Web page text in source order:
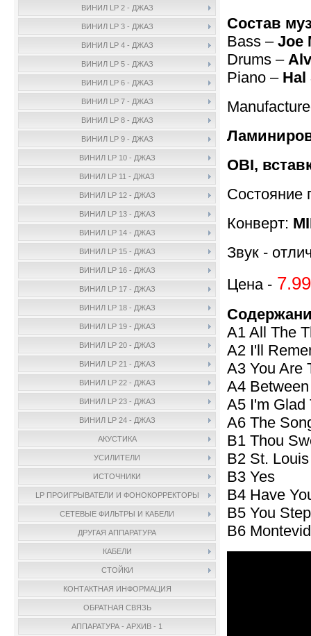
ВИНИЛ LP 2 - ДЖАЗ
ВИНИЛ LP 3 - ДЖАЗ
ВИНИЛ LP 4 - ДЖАЗ
ВИНИЛ LP 5 - ДЖАЗ
ВИНИЛ LP 6 - ДЖАЗ
ВИНИЛ LP 7 - ДЖАЗ
ВИНИЛ LP 8 - ДЖАЗ
ВИНИЛ LP 9 - ДЖАЗ
ВИНИЛ LP 10 - ДЖАЗ
ВИНИЛ LP 11 - ДЖАЗ
ВИНИЛ LP 12 - ДЖАЗ
ВИНИЛ LP 13 - ДЖАЗ
ВИНИЛ LP 14 - ДЖАЗ
ВИНИЛ LP 15 - ДЖАЗ
ВИНИЛ LP 16 - ДЖАЗ
ВИНИЛ LP 17 - ДЖАЗ
ВИНИЛ LP 18 - ДЖАЗ
ВИНИЛ LP 19 - ДЖАЗ
ВИНИЛ LP 20 - ДЖАЗ
ВИНИЛ LP 21 - ДЖАЗ
ВИНИЛ LP 22 - ДЖАЗ
ВИНИЛ LP 23 - ДЖАЗ
ВИНИЛ LP 24 - ДЖАЗ
АКУСТИКА
УСИЛИТЕЛИ
ИСТОЧНИКИ
LP ПРОИГРЫВАТЕЛИ И ФОНОКОРРЕКТОРЫ
СЕТЕВЫЕ ФИЛЬТРЫ И КАБЕЛИ
ДРУГАЯ АППАРАТУРА
КАБЕЛИ
СТОЙКИ
КОНТАКТНАЯ ИНФОРМАЦИЯ
ОБРАТНАЯ СВЯЗЬ
АППАРАТУРА - АРХИВ - 1
Состав
Bass – Joe
Drums –
Piano – Hal
OBI,
Состояние
Конверт:
Звук -
Цена -
A1 All The
A2 I'll
A3 You Are
A4
A5 I'm Glad
A6 The
B1 Thou
B2 St.
B3 Yes
B4 Have
B5 You
B6